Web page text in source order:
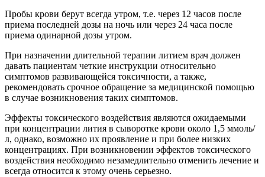
Пробы крови берут всегда утром, т.е. через 12 часов после
приема последней дозы на ночь или через 24 часа после
приема одинарной дозы утром.
При назначении длительной терапии литием врач должен
давать пациентам четкие инструкции относительно
симптомов развивающейся токсичности, а также,
рекомендовать срочное обращение за медицинской помощью
в случае возникновения таких симптомов.
Эффекты токсического воздействия являются ожидаемыми
при концентрации лития в сыворотке крови около 1,5 ммоль/
л, однако, возможно их проявление и при более низких
концентрациях. При возникновении эффектов токсического
воздействия необходимо незамедлительно отменить лечение и
всегда относится к этому очень серьезно.